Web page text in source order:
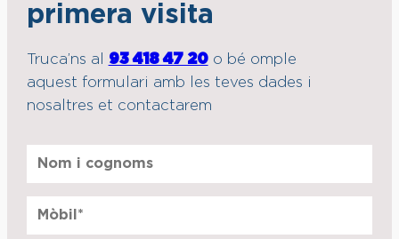
primera visita
Truca’ns al 93 418 47 20o bé omple
aquest formulari amb les teves dades i
nosaltres et contactarem